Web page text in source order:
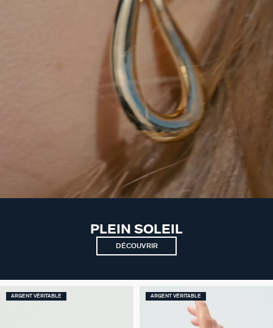
PLEIN SOLEIL
DÉCOUVRIR
ARGENT VÉRITABLE ARGENT VÉRITABLE